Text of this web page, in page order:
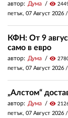
автор: Дума visibility
петък, 07 Август 2026 /
КФН: От 9
само в евро
автор: Дума visibility
петък, 07 Август 2026 /
„Алстом“
автор: Дума visibility
петък, 07 Август 2026 /